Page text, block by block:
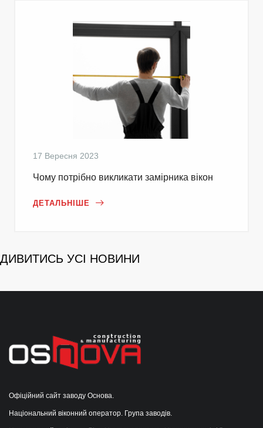
17 Вересня 2023
Чому потрібно викликати замірника вікон
ДЕТАЛЬНІШЕ
ДИВИТИСЬ УСІ НОВИНИ
Офіційний сайт заводу Основа.
Національний віконний оператор. Група заводів.